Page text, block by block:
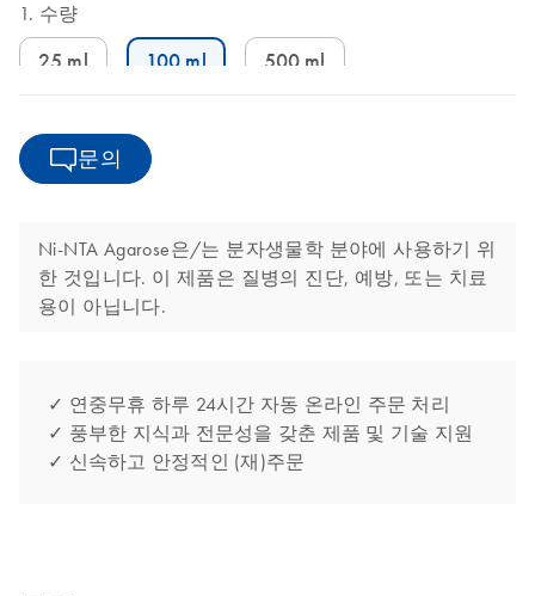
수량
25 ml 100 ml 500 ml
문의
Ni-NTA Agarose은/는 분자생물학 분야에 사용하기 위
한 것입니다. 이 제품은 질병의 진단, 예방, 또는 치료
용이 아닙니다.
✓ 연중무휴 하루 24시간 자동 온라인 주문 처리
✓ 풍부한 지식과 전문성을 갖춘 제품 및 기술 지원
✓ 신속하고 안정적인 (재)주문